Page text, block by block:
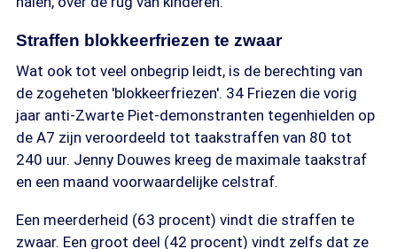
Straffen blokkeerfriezen te zwaar
Wat ook tot veel onbegrip leidt, is de berechting van
de zogeheten 'blokkeerfriezen'. 34 Friezen die vorig
jaar anti-Zwarte Piet-demonstranten tegenhielden op
de A7 zijn veroordeeld tot taakstraffen van 80 tot
240 uur. Jenny Douwes kreeg de maximale taakstraf
en een maand voorwaardelijke celstraf.
Een meerderheid (63 procent) vindt die straffen te
zwaar. Een groot deel (42 procent) vindt zelfs dat ze